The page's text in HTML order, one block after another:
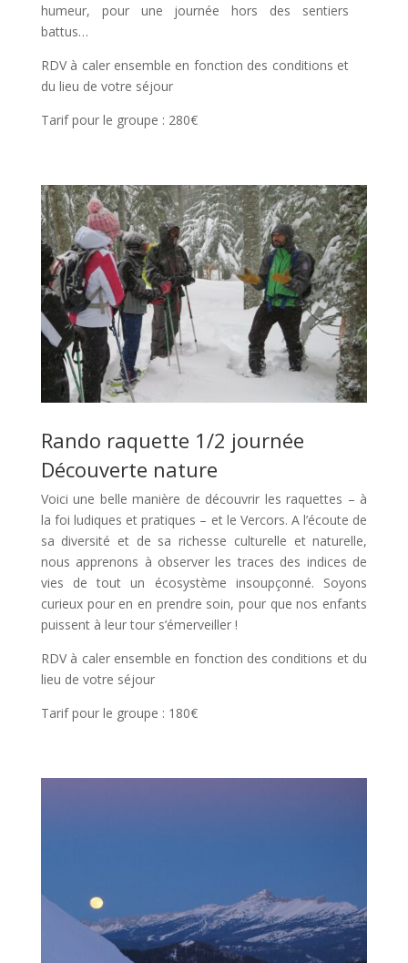
humeur, pour une journée hors des sentiers
battus…
RDV à caler ensemble en fonction des conditions et
du lieu de votre séjour
Tarif pour le groupe : 280€
Rando raquette 1/2 journée
Découverte nature
Voici une belle manière de découvrir les raquettes – à
la foi ludiques et pratiques – et le Vercors. A l’écoute de
sa diversité et de sa richesse culturelle et naturelle,
nous apprenons à observer les traces des indices de
vies de tout un écosystème insoupçonné. Soyons
curieux pour en en prendre soin, pour que nos enfants
puissent à leur tour s’émerveiller !
RDV à caler ensemble en fonction des conditions et du
lieu de votre séjour
Tarif pour le groupe : 180€